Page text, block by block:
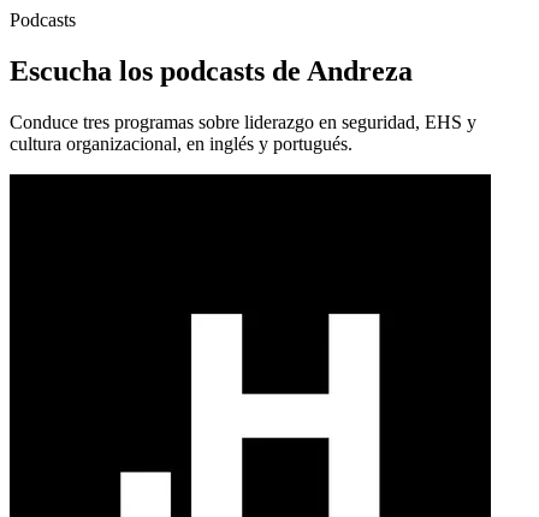
Podcasts
Escucha los podcasts de Andreza
Conduce tres programas sobre liderazgo en seguridad, EHS y
cultura organizacional, en inglés y portugués.